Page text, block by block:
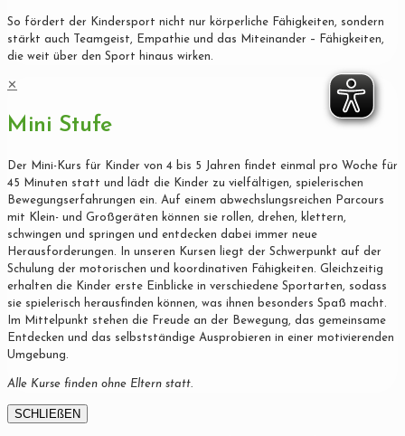
So fördert der Kindersport nicht nur körperliche Fähigkeiten, sondern
stärkt auch Teamgeist, Empathie und das Miteinander – Fähigkeiten,
die weit über den Sport hinaus wirken.
✕
Mini Stufe
Der Mini-Kurs für Kinder von 4 bis 5 Jahren findet einmal pro Woche für
45 Minuten statt und lädt die Kinder zu vielfältigen, spielerischen
Bewegungserfahrungen ein. Auf einem abwechslungsreichen Parcours
mit Klein- und Großgeräten können sie rollen, drehen, klettern,
schwingen und springen und entdecken dabei immer neue
Herausforderungen. In unseren Kursen liegt der Schwerpunkt auf der
Schulung der motorischen und koordinativen Fähigkeiten. Gleichzeitig
erhalten die Kinder erste Einblicke in verschiedene Sportarten, sodass
sie spielerisch herausfinden können, was ihnen besonders Spaß macht.
Im Mittelpunkt stehen die Freude an der Bewegung, das gemeinsame
Entdecken und das selbstständige Ausprobieren in einer motivierenden
Umgebung.
Alle Kurse finden ohne Eltern statt.
SCHLIEßEN